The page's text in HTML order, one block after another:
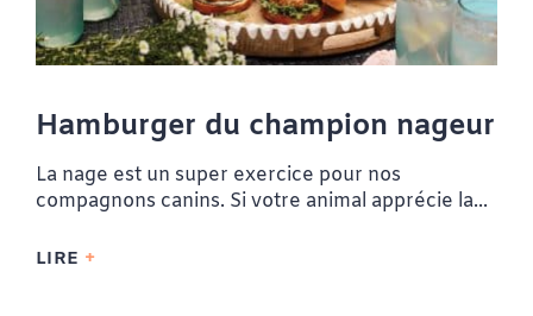
Hamburger du champion nageur
La nage est un super exercice pour nos
compagnons canins. Si votre animal apprécie la...
LIRE